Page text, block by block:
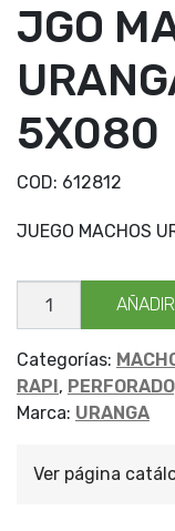
JGO
5X080
COD: 612812
JUEGO MACHOS
JGO
MACHOS
URANGA
5X080
cantidad
Categorías:
RAPI ,
Marca: URANGA
Ver página